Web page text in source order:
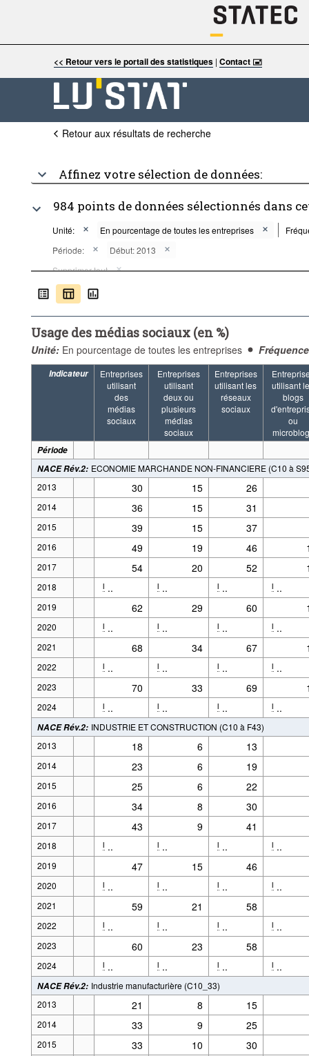
<< Retour vers le portail des statistiques| Contact 🖃
Retour aux résultats de recherche
Affinez votre sélection de données:
984 points de données sélectionnés dans
Unité: En pourcentage de toutes les entreprises
Période:
Début: 2013
Supprimer tout
Usage des médias sociaux (en %)
Unité: En pourcentage de toutes les entreprises
Indicateur
Entreprises
utilisant
des
médias
sociaux
Entreprises
utilisant
deux ou
plusieurs
médias
sociaux
Entreprises
utilisant les
réseaux
sociaux
utilisant
blogs
ou
Période
NACE Rév.2: ECONOMIE MARCHANDE NON-FINANCIERE (C10 à
2013
30 15 26
2014 36 15 31
2015 39 15 37
2016 49 19 46
2017 54 20 52
2018 l .. l .. l .. l ..
2019 62 29 60
2020 l .. l .. l .. l ..
2021 68 34 67
2022 l .. l .. l .. l ..
2023 70 33 69
2024 l .. l .. l .. l ..
NACE Rév.2: INDUSTRIE ET CONSTRUCTION (C10 à F43)
2013
18 6 13
2014 23 6 19
2015 25 6 22
2016 34 8 30
2017 43 9 41
2018 l .. l .. l .. l ..
2019 47 15 46
2020 l .. l .. l .. l ..
2021 59 21 58
2022 l .. l .. l .. l ..
2023 60 23 58
2024 l .. l .. l .. l ..
NACE Rév.2: Industrie manufacturière (C10_33)
2013
21 8 15
2014 33 9 25
2015 33 10 30